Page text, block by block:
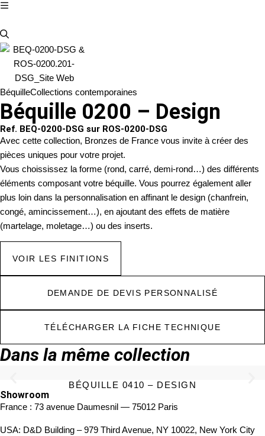
BéquilleCollections contemporaines
Béquille 0200 – Design
Ref. BEQ-0200-DSG sur ROS-0200-DSG
Avec cette collection, Bronzes de France vous invite à créer des
pièces uniques pour votre projet.
Vous choississez la forme (rond, carré, demi-rond…) des différents
éléments composant votre béquille. Vous pourrez également aller
plus loin dans la personnalisation en affinant le design (chanfrein,
congé, amincissement…), en ajoutant des effets de matière
(martelage, moletage…) ou des inserts.
VOIR LES FINITIONS
DEMANDE DE DEVIS PERSONNALISÉ
TÉLÉCHARGER LA FICHE TECHNIQUE
Dans la même collection
BÉQUILLE 0410 – DESIGN
Showroom
France : 73 avenue Daumesnil — 75012 Paris
USA: D&D Building – 979 Third Avenue, NY 10022, New York City